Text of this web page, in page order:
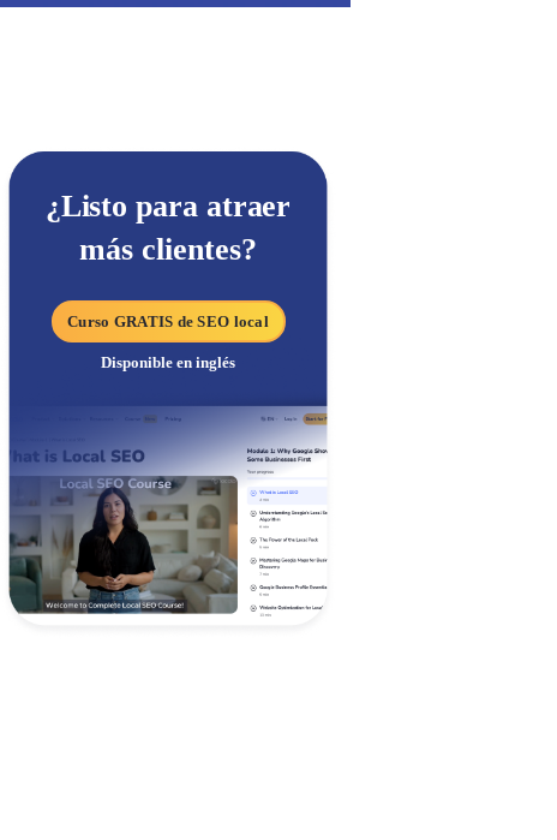
¿Listo para atraer
más clientes?
Curso GRATIS de SEO local
Disponible en inglés